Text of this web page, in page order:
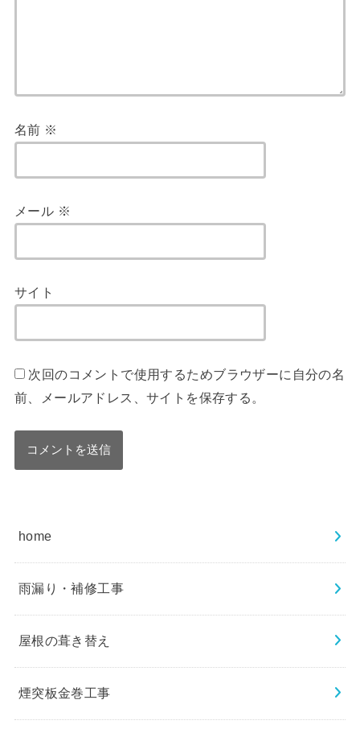
名前 ※
メール ※
サイト
次回のコメントで使用するためブラウザーに自分の名
前、メールアドレス、サイトを保存する。
home
雨漏り・補修工事
屋根の葺き替え
煙突板金巻工事